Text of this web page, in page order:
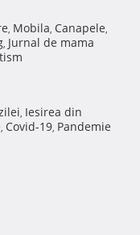
, Mobila, Canapele,
, Jurnal de mama
, Iesirea din
, Covid-19, Pandemie